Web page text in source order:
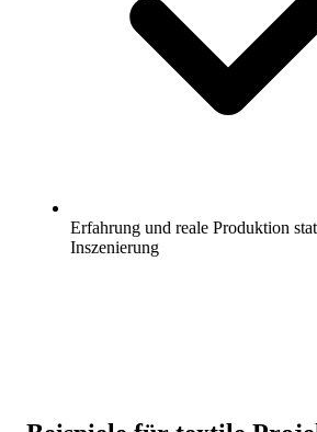
Erfahrung und reale Produktion
Inszenierung